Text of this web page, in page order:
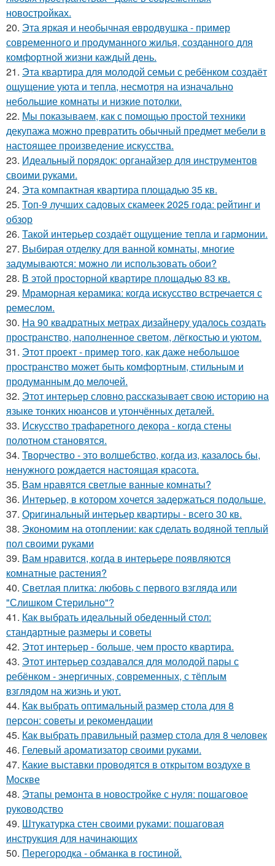
новостройках.
20. Эта яркая и необычная евродвушка - пример
современного и продуманного жилья, созданного для
комфортной жизни каждый день.
21. Эта квартира для молодой семьи с ребёнком создаёт
ощущение уюта и тепла, несмотря на изначально
небольшие комнаты и низкие потолки.
22. Мы показываем, как с помощью простой техники
декупажа можно превратить обычный предмет мебели в
настоящее произведение искусства.
23. Идеальный порядок: органайзер для инструментов
своими руками.
24. Эта компактная квартира площадью 35 кв.
25. Топ-9 лучших садовых скамеек 2025 года: рейтинг и
обзор
26. Такой интерьер создаёт ощущение тепла и гармонии.
27. Выбирая отделку для ванной комнаты, многие
задумываются: можно ли использовать обои?
28. В этой просторной квартире площадью 83 кв.
29. Мраморная керамика: когда искусство встречается с
ремеслом.
30. На 90 квадратных метрах дизайнеру удалось создать
пространство, наполненное светом, лёгкостью и уютом.
31. Этот проект - пример того, как даже небольшое
пространство может быть комфортным, стильным и
продуманным до мелочей.
32. Этот интерьер словно рассказывает свою историю на
языке тонких нюансов и утончённых деталей.
33. Искусство трафаретного декора - когда стены
полотном становятся.
34. Творчество - это волшебство, когда из, казалось бы,
ненужного рождается настоящая красота.
35. Вам нравятся светлые ванные комнаты?
36. Интерьер, в котором хочется задержаться подольше.
37. Оригинальный интерьер квартиры - всего 30 кв.
38. Экономим на отоплении: как сделать водяной теплый
пол своими руками
39. Вам нравится, когда в интерьере появляются
комнатные растения?
40. Светлая плитка: любовь с первого взгляда или
"Слишком Стерильно"?
41. Как выбрать идеальный обеденный стол:
стандартные размеры и советы
42. Этот интерьер - больше, чем просто квартира.
43. Этот интерьер создавался для молодой пары с
ребёнком - энергичных, современных, с тёплым
взглядом на жизнь и уют.
44. Как выбрать оптимальный размер стола для 8
персон: советы и рекомендации
45. Как выбрать правильный размер стола для 8 человек
46. Гелевый ароматизатор своими руками.
47. Какие выставки проводятся в открытом воздухе в
Москве
48. Этапы ремонта в новостройке с нуля: пошаговое
руководство
49. Штукатурка стен своими руками: пошаговая
инструкция для начинающих
50. Перегородка - обманка в гостиной.